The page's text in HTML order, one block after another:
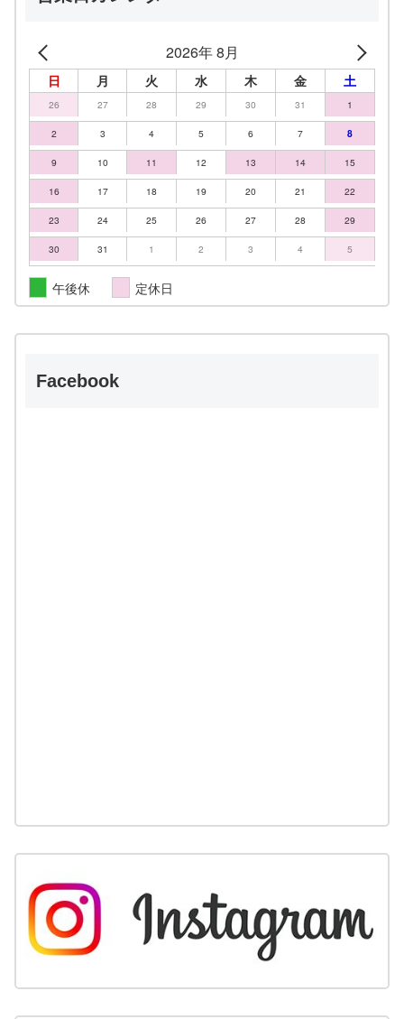
2026年 8月
日 月 火 水 木 金 土
26 27 28 29 30 31 1
2 3 4 5 6 7 8
9 10 11 12 13 14 15
16 17 18 19 20 21 22
23 24 25 26 27 28 29
30 31 1 2 3 4 5
午後休 定休日
Facebook